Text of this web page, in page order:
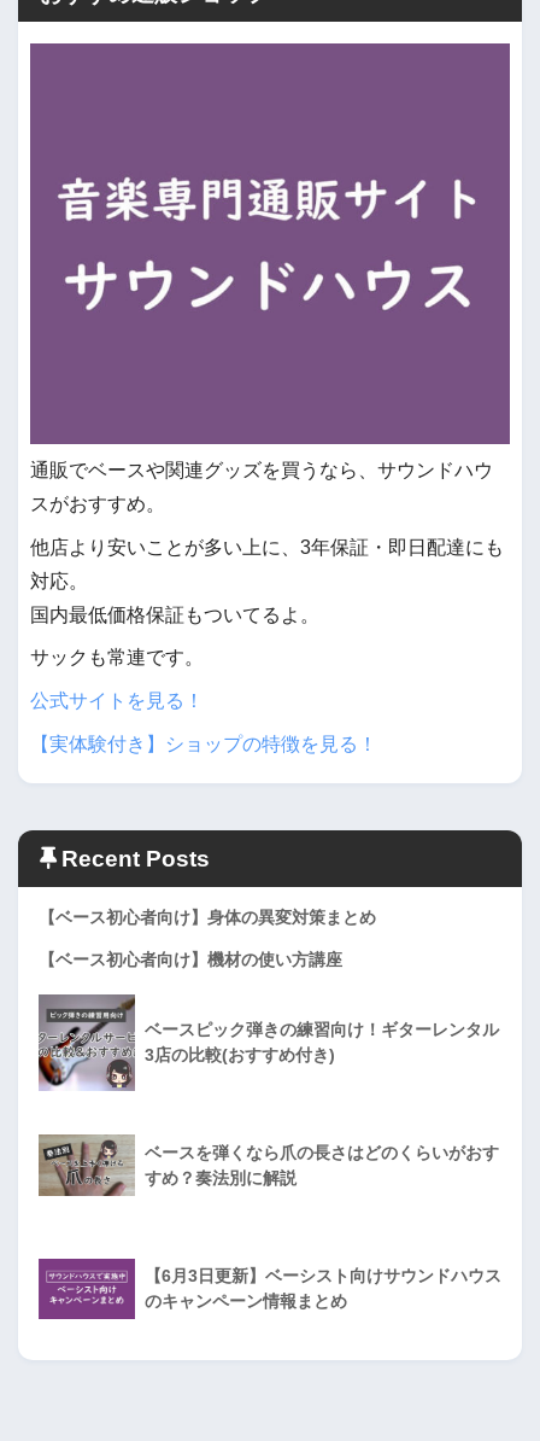
通販でベースや関連グッズを買うなら、サウンドハウ
スがおすすめ。
他店より安いことが多い上に、3年保証・即日配達にも
対応。
国内最低価格保証もついてるよ。
サックも常連です。
公式サイトを見る！
【実体験付き】ショップの特徴を見る！
Recent Posts
【ベース初心者向け】身体の異変対策まとめ
【ベース初心者向け】機材の使い方講座
ベースピック弾きの練習向け！ギターレンタル
3店の比較(おすすめ付き)
ベースを弾くなら爪の長さはどのくらいがおす
すめ？奏法別に解説
【6月3日更新】ベーシスト向けサウンドハウス
のキャンペーン情報まとめ